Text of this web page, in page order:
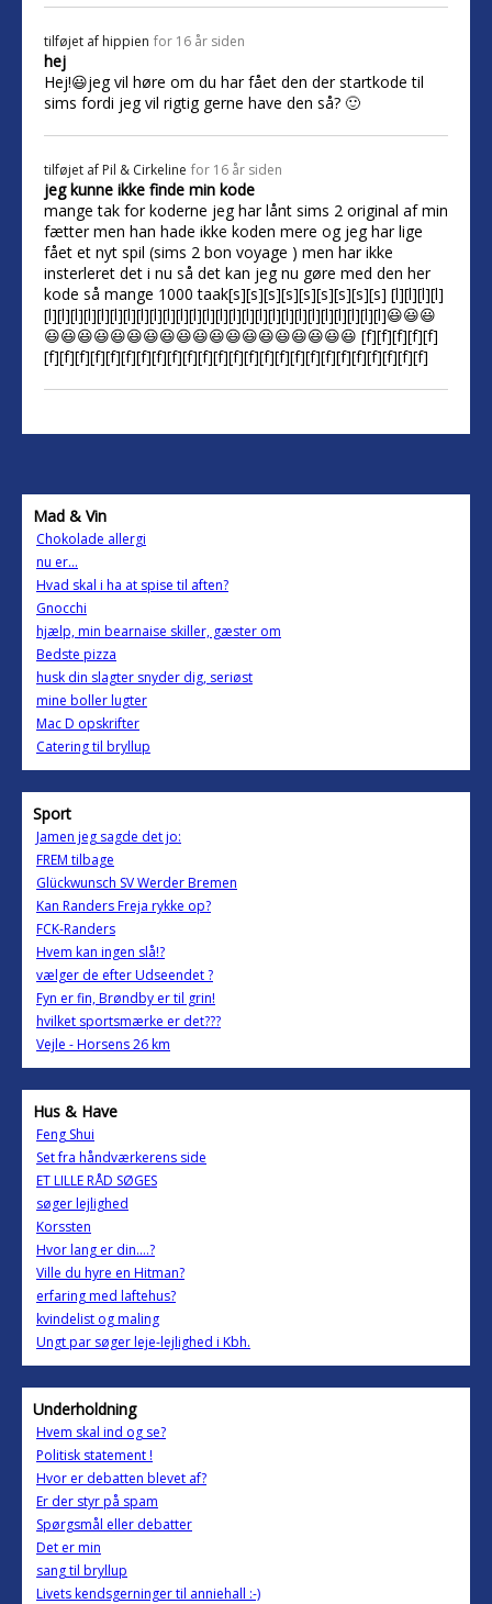
tilføjet af hippien for 16 år siden
hej
Hej!😃jeg vil høre om du har fået den der startkode til
sims fordi jeg vil rigtig gerne have den så? 🙂
tilføjet af Pil & Cirkeline for 16 år siden
jeg kunne ikke finde min kode
mange tak for koderne jeg har lånt sims 2 original af min
fætter men han hade ikke koden mere og jeg har lige
fået et nyt spil (sims 2 bon voyage ) men har ikke
insterleret det i nu så det kan jeg nu gøre med den her
kode så mange 1000 taak[s][s][s][s][s][s][s][s][s] [l][l][l][l]
[l][l][l][l][l][l][l][l][l][l][l][l][l][l][l][l][l][l][l][l][l][l][l][l][l][l]😃😃😃
😃😃😃😃😃😃😃😃😃😃😃😃😃😃😃😃😃😃😃 [f][f][f][f][f]
[f][f][f][f][f][f][f][f][f][f][f][f][f][f][f][f][f][f][f][f][f][f][f][f][f]
Mad & Vin
Chokolade allergi
nu er...
Hvad skal i ha at spise til aften?
Gnocchi
hjælp, min bearnaise skiller, gæster om
Bedste pizza
husk din slagter snyder dig, seriøst
mine boller lugter
Mac D opskrifter
Catering til bryllup
Sport
Jamen jeg sagde det jo:
FREM tilbage
Glückwunsch SV Werder Bremen
Kan Randers Freja rykke op?
FCK-Randers
Hvem kan ingen slå!?
vælger de efter Udseendet ?
Fyn er fin, Brøndby er til grin!
hvilket sportsmærke er det???
Vejle - Horsens 26 km
Hus & Have
Feng Shui
Set fra håndværkerens side
ET LILLE RÅD SØGES
søger lejlighed
Korssten
Hvor lang er din....?
Ville du hyre en Hitman?
erfaring med laftehus?
kvindelist og maling
Ungt par søger leje-lejlighed i Kbh.
Underholdning
Hvem skal ind og se?
Politisk statement !
Hvor er debatten blevet af?
Er der styr på spam
Spørgsmål eller debatter
Det er min
sang til bryllup
Livets kendsgerninger til anniehall :-)